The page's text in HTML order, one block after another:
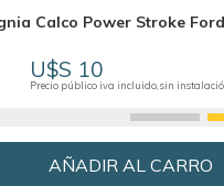
Calco Power Stroke
U$S 10
Precio público iva incluido, sin
AÑADIR AL CARRO